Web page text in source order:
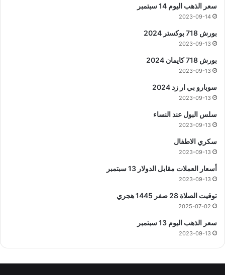
سعر الذهب اليوم 14 سبتمبر
2023-09-14
بورش 718 بوكستر 2024
2023-09-13
بورش 718 كايمان 2024
2023-09-13
سوبارو بي ار زد 2024
2023-09-13
سلس البول عند النساء
2023-09-13
سكري الاطفال
2023-09-13
أسعار العملات مقابل الدولار 13 سبتمبر
2023-09-13
توقيت الصلاة 28 صفر 1445 هجري
2025-07-02
سعر الذهب اليوم 13 سبتمبر
2023-09-13